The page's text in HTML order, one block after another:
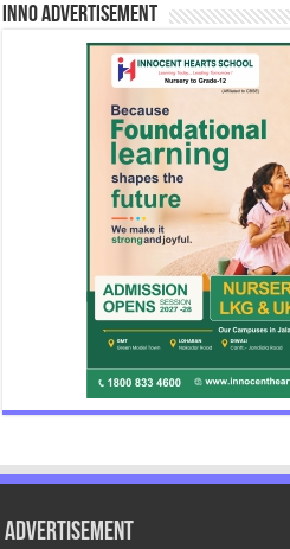
INNO Advertisement
Advertisement